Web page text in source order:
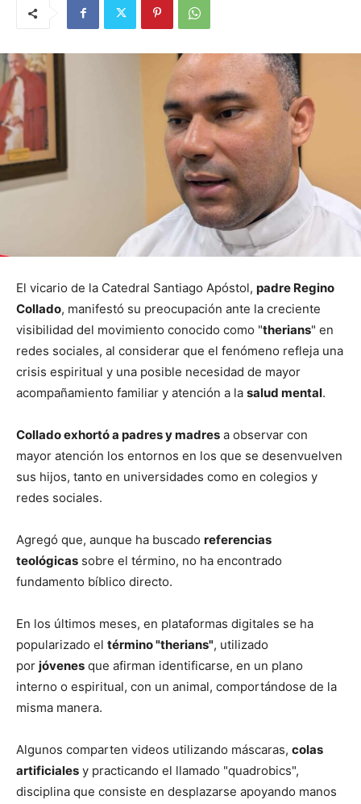
El vicario de la Catedral Santiago Apóstol, padre Regino
Collado, manifestó su preocupación ante la creciente
visibilidad del movimiento conocido como "therians" en
redes sociales, al considerar que el fenómeno refleja una
crisis espiritual y una posible necesidad de mayor
acompañamiento familiar y atención a la salud mental.
Collado exhortó a padres y madres a observar con
mayor atención los entornos en los que se desenvuelven
sus hijos, tanto en universidades como en colegios y
redes sociales.
Agregó que, aunque ha buscado referencias
teológicas sobre el término, no ha encontrado
fundamento bíblico directo.
En los últimos meses, en plataformas digitales se ha
popularizado el término "therians", utilizado
por jóvenes que afirman identificarse, en un plano
interno o espiritual, con un animal, comportándose de la
misma manera.
Algunos comparten videos utilizando máscaras, colas
artificiales y practicando el llamado "quadrobics",
disciplina que consiste en desplazarse apoyando manos